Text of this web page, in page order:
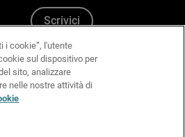
Scrivici
i cookie”, l'utente
sul dispositivo per
sito, analizzare
nelle nostre attività di